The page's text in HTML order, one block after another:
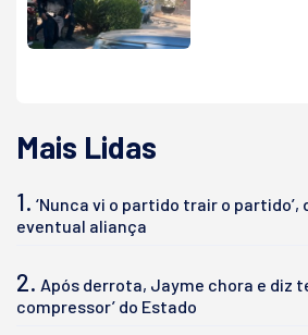
Mais Lidas
1. ‘Nunca vi o partido trair o partido’,
eventual aliança
2. Após derrota, Jayme chora e diz
compressor’ do Estado